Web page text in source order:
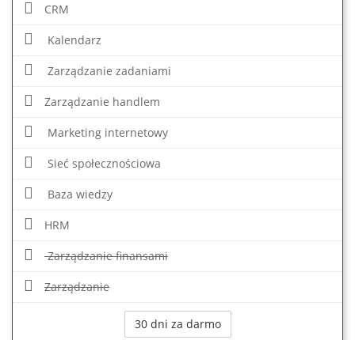
CRM
Kalendarz
Zarządzanie zadaniami
Zarządzanie handlem
Marketing internetowy
Sieć społecznościowa
Baza wiedzy
HRM
Zarządzanie finansami
Zarządzanie
30 dni za darmo